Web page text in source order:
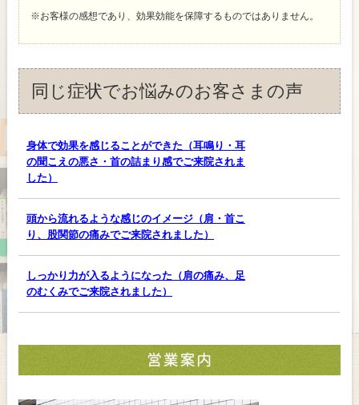
※お客様の感想であり、効果効能を保障するものではありません。
同じ症状でお悩みのお客さまの声
身体で効果を感じることができた（耳鳴り・耳
の聞こえの悪さ・首の詰まり感でご来院されま
した）
頭から流れるような感じのイメージ（肩・首こ
り、股関節の痛みでご来院されました）
しっかり力が入るようになった（肩の痛み、足
のむくみでご来院されました）